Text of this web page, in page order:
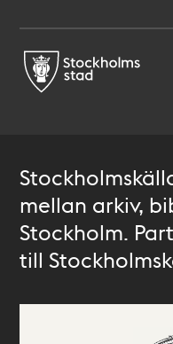
mellan arkiv,
Stockholm.
till